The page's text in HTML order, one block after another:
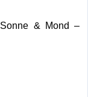
& Mond –